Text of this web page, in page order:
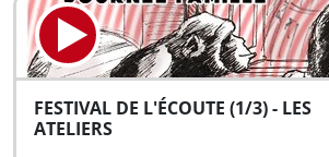
FESTIVAL DE L'ÉCOUTE (1/3) - LES
ATELIERS